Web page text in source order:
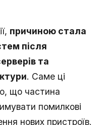
причиною стала
після
та
. Саме ці
що частина
помилкові
нових пристроїв.